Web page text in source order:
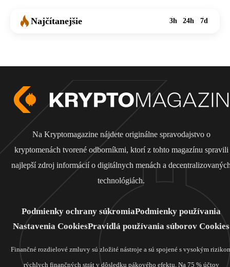
Najčítanejšie 3h 24h 7d
Na Kryptomagazine nájdete originálne spravodajstvo o
kryptomenách tvorené odborníkmi, ktorí z tohto magazínu spravili
najlepší zdroj informácií o digitálnych menách a
technológiách.
Podmienky ochrany súkromiaPodmienky používania
Nastavenia CookiesPravidlá používania súborov Cookies
Finančné rozdielové zmluvy sú zložité nástroje a sú spojené s vysokým
rýchlych finančných strát v dôsledku pákového efektu. Na 75 % účtov